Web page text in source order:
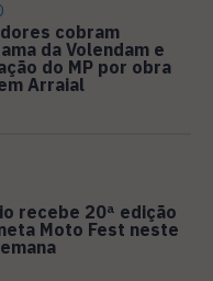
cobram
da Volendam e
do MP por obra
Arraial
recebe 20ª edição
Moto Fest neste